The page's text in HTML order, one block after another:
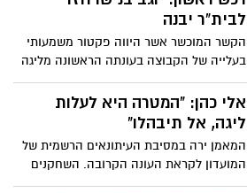
ורק אז נשב איתם על כסף"
לבית"ר יבנה
הקשר המוכשר אשר היווה פקטור משמעותי
בעלייה של הקבוצה בעונתה הראשונה מליגה
ג' אל ליגה ב', הגיע שוב כדי לעמוד באותה
המשימה בדיוק: "נעשה הכל כדי שהעונה
תהיה טובה ומוצלחת"
אלי כהן: "המטרה היא לעלות
ליגה, אל תיבהלו"
המאמן ירה במסיבת העיתונאים הרשמית של
המועדון לקראת העונה הקרובה. השחקנים
החדשים של יבנה הגיעו לאימון, כמו גם